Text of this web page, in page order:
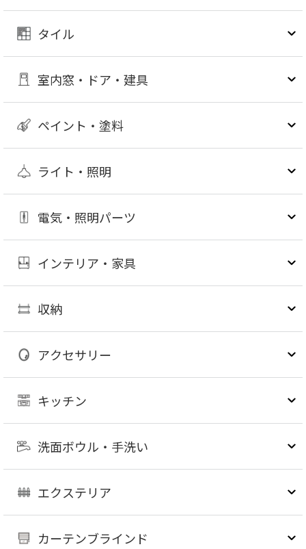
タイル
室内窓・ドア・建具
ペイント・塗料
ライト・照明
電気・照明パーツ
インテリア・家具
収納
アクセサリー
キッチン
洗面ボウル・手洗い
エクステリア
カーテンブラインド